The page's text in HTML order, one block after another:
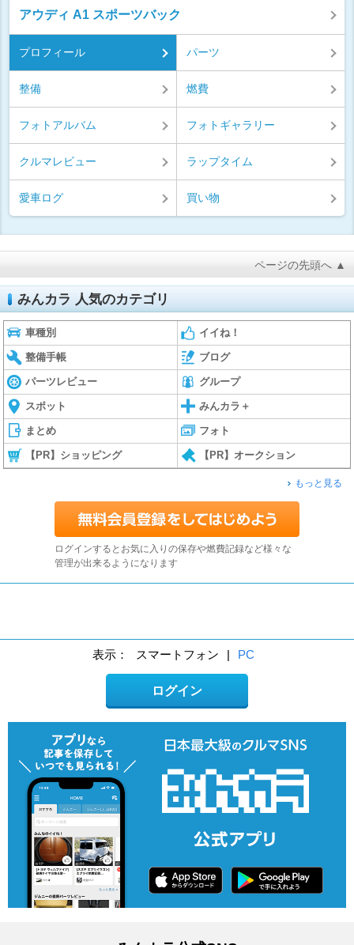
アウディ A1 スポーツバック
プロフィール パーツ
整備 燃費
フォトアルバム フォトギャラリー
クルマレビュー ラップタイム
愛車ログ 買い物
ページの先頭へ ▲
みんカラ 人気のカテゴリ
車種別 イイね！
整備手帳 ブログ
パーツレビュー グループ
スポット みんカラ＋
まとめ フォト
【PR】ショッピング 【PR】オークション
もっと見る
ログインするとお気に入りの保存や燃費記録など様々な
管理が出来るようになります
表示： スマートフォン | PC
ログイン